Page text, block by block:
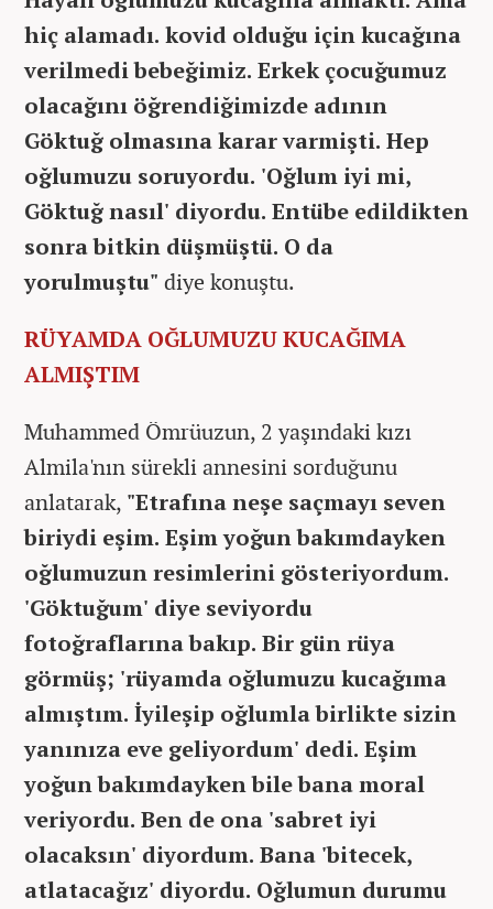
hiç alamadı. kovid olduğu için kucağına
verilmedi bebeğimiz. Erkek çocuğumuz
olacağını öğrendiğimizde adının
Göktuğ olmasına karar varmişti. Hep
oğlumuzu soruyordu. 'Oğlum iyi mi,
Göktuğ nasıl' diyordu. Entübe edildikten
sonra bitkin düşmüştü. O da
yorulmuştu" diye konuştu.
RÜYAMDA OĞLUMUZU KUCAĞIMA
ALMIŞTIM
Muhammed Ömrüuzun, 2 yaşındaki kızı
Almila'nın sürekli annesini sorduğunu
anlatarak, "Etrafına neşe saçmayı seven
biriydi eşim. Eşim yoğun bakımdayken
oğlumuzun resimlerini gösteriyordum.
'Göktuğum' diye seviyordu
fotoğraflarına bakıp. Bir gün rüya
görmüş; 'rüyamda oğlumuzu kucağıma
almıştım. İyileşip oğlumla birlikte sizin
yanınıza eve geliyordum' dedi. Eşim
yoğun bakımdayken bile bana moral
veriyordu. Ben de ona 'sabret iyi
olacaksın' diyordum. Bana 'bitecek,
atlatacağız' diyordu. Oğlumun durumu